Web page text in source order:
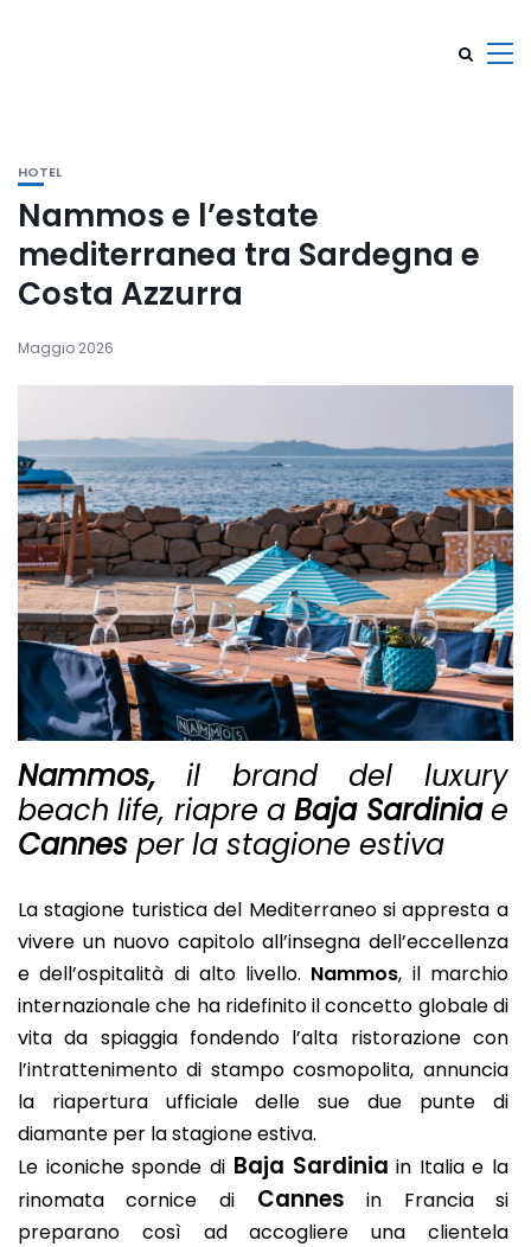
HOTEL
Nammos e l’estate
mediterranea tra Sardegna e
Costa Azzurra
Maggio 2026
Nammos, il brand del luxury
beach life, riapre aBaja Sardiniae
Cannes per la stagione estiva
La stagione turistica del Mediterraneo si appresta a
vivere un nuovo capitolo all’insegna dell’eccellenza
e dell’ospitalità di alto livello. Nammos, il marchio
internazionale che ha ridefinito il concetto globale di
vita da spiaggia fondendo l’alta ristorazione con
l’intrattenimento di stampo cosmopolita, annuncia
la riapertura ufficiale delle sue due punte di
diamante per la stagione estiva.
Le iconiche sponde di Baja Sardinia in Italia e la
rinomata cornice di
Cannes in Francia si
preparano così ad accogliere una clientela